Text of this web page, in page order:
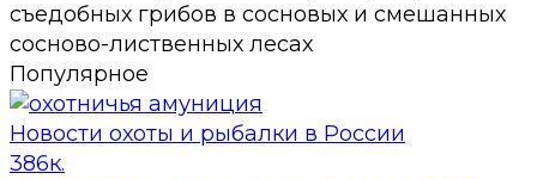
съедобных грибов в сосновых и смешанных
сосново-лиственных лесах
Популярное
Новости охоты и рыбалки в России
386к.